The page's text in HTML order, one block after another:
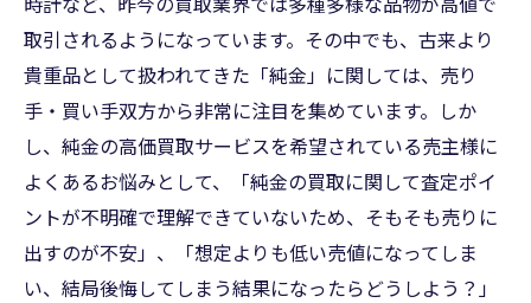
取引されるようになっています。その中でも、古来より
貴重品として扱われてきた「純金」に関しては、売り
手・買い手双方から非常に注目を集めています。しか
し、純金の高価買取サービスを希望されている売主様に
よくあるお悩みとして、「純金の買取に関して査定ポイ
ントが不明確で理解できていないため、そもそも売りに
出すのが不安」、「想定よりも低い売値になってしま
い、結局後悔してしまう結果になったらどうしよう？」